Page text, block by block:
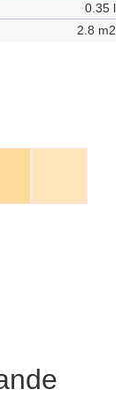
0.35 l
2.8 m2